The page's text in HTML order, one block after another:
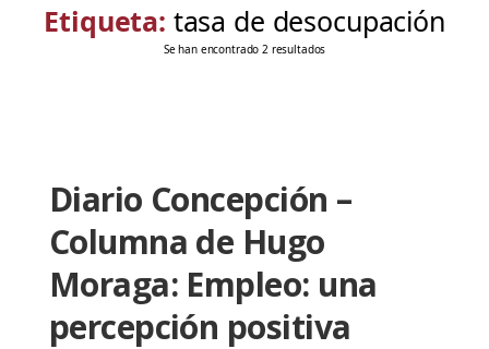
Etiqueta: tasa de desocupación
Se han encontrado 2 resultados
Diario Concepción –
Columna de Hugo
Moraga: Empleo: una
percepción positiva